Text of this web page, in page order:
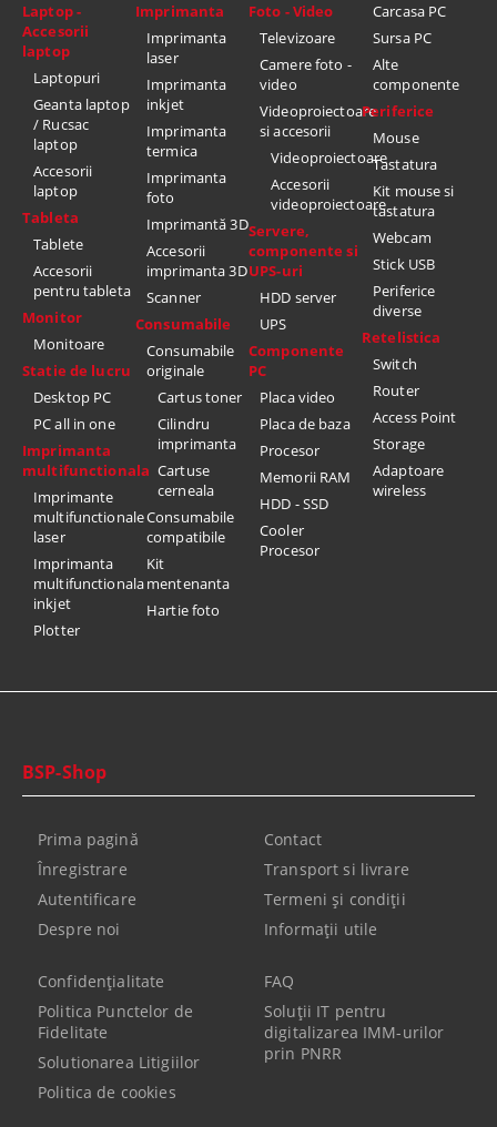
Laptop -
Accesorii
laptop
Laptopuri
Geanta laptop
/ Rucsac
laptop
Accesorii
laptop
Tableta
Tablete
Accesorii
pentru tableta
Monitor
Monitoare
Statie de lucru
Desktop PC
PC all in one
Imprimanta
multifunctionala
Imprimante
multifunctionale
laser
Imprimanta
multifunctionala
inkjet
Plotter
Imprimanta
Imprimanta
laser
Imprimanta
inkjet
Imprimanta
termica
Imprimanta
foto
Imprimantă 3D
Accesorii
imprimanta 3D
Scanner
Consumabile
Consumabile
originale
Cartus toner
Cilindru
imprimanta
Cartuse
cerneala
Consumabile
compatibile
Kit
mentenanta
Hartie foto
Foto - Video
Televizoare
Camere foto -
video
Videoproiectoare
si accesorii
Videoproiectoare
Accesorii
videoproiectoare
Servere,
componente si
UPS-uri
HDD server
UPS
Componente
PC
Placa video
Placa de baza
Procesor
Memorii RAM
HDD - SSD
Cooler
Procesor
Carcasa PC
Sursa PC
Alte
componente
Periferice
Mouse
Tastatura
Kit mouse si
tastatura
Webcam
Stick USB
Periferice
diverse
Retelistica
Switch
Router
Access Point
Storage
Adaptoare
wireless
BSP-Shop
Prima pagină
Înregistrare
Autentificare
Despre noi
Contact
Transport si livrare
Termeni şi condiţii
Informaţii utile
Confidenţialitate
Politica Punctelor de
Fidelitate
Solutionarea Litigiilor
Politica de cookies
FAQ
Soluții IT pentru
digitalizarea IMM-urilor
prin PNRR